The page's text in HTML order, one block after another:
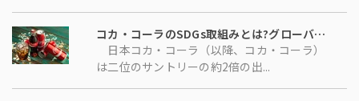
コカ・コーラのSDGs取組みとは?グローバル企業だからこその先進的で超現実的なロードマップに迫る
日本コカ・コーラ（以降、コカ・コーラ）
は二位のサントリーの約2倍の出...